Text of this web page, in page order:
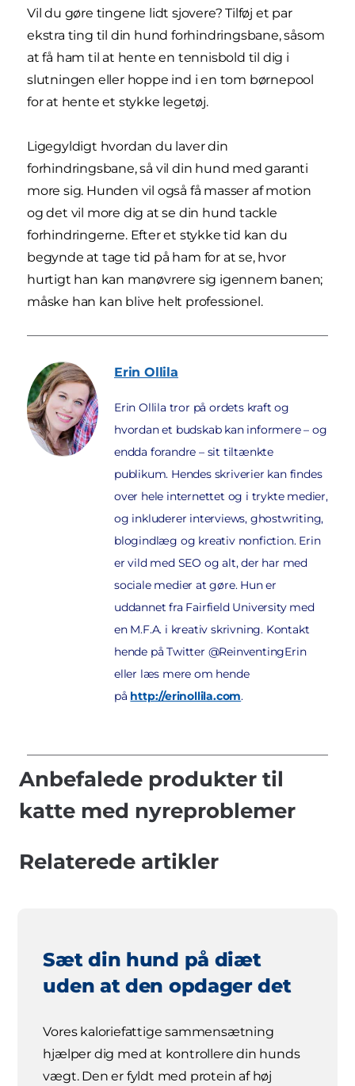
Vil du gøre tingene lidt sjovere? Tilføj et par
ekstra ting til din hund forhindringsbane, såsom
at få ham til at hente en tennisbold til dig i
slutningen eller hoppe ind i en tom børnepool
for at hente et stykke legetøj.
Ligegyldigt hvordan du laver din
forhindringsbane, så vil din hund med garanti
more sig. Hunden vil også få masser af motion
og det vil more dig at se din hund tackle
forhindringerne. Efter et stykke tid kan du
begynde at tage tid på ham for at se, hvor
hurtigt han kan manøvrere sig igennem banen;
måske han kan blive helt professionel.
Erin Ollila
Erin Ollila tror på ordets kraft og
hvordan et budskab kan informere – og
endda forandre – sit tiltænkte
publikum. Hendes skriverier kan findes
over hele internettet og i trykte medier,
og inkluderer interviews, ghostwriting,
blogindlæg og kreativ nonfiction. Erin
er vild med SEO og alt, der har med
sociale medier at gøre. Hun er
uddannet fra Fairfield University med
en M.F.A. i kreativ skrivning. Kontakt
hende på Twitter @ReinventingErin
eller læs mere om hende
på http://erinollila.com.
Anbefalede produkter til
katte med nyreproblemer
Relaterede artikler
Sæt din hund på diæt
uden at den opdager det
Vores kaloriefattige sammensætning
hjælper dig med at kontrollere din hunds
vægt. Den er fyldt med protein af høj